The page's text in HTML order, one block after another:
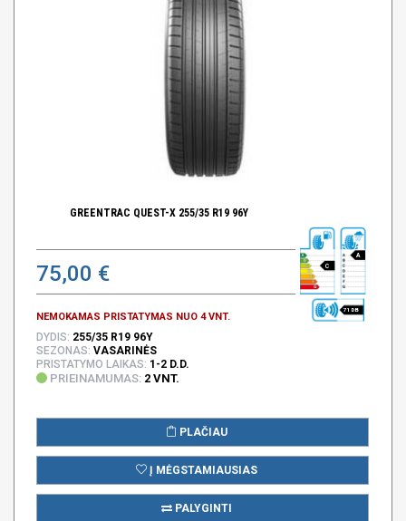
GREENTRAC QUEST-X 255/35 R19 96Y
75,00 €
NEMOKAMAS PRISTATYMAS NUO 4 VNT.
C
A
71 DB
DYDIS: 255/35 R19 96Y
SEZONAS: VASARINĖS
PRISTATYMO LAIKAS: 1-2 D.D.
PRIEINAMUMAS: 2 VNT.
PLAČIAU
Į MĖGSTAMIAUSIAS
PALYGINTI